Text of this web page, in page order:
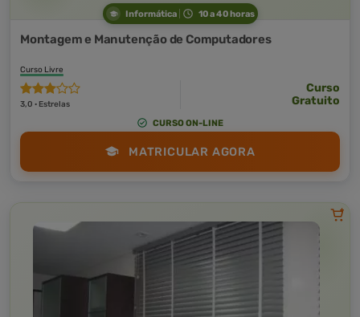
Informática 10 a 40 horas
Montagem e Manutenção de Computadores
Curso Livre
3,0 · Estrelas
Curso
Gratuito
CURSO ON-LINE
MATRICULAR AGORA